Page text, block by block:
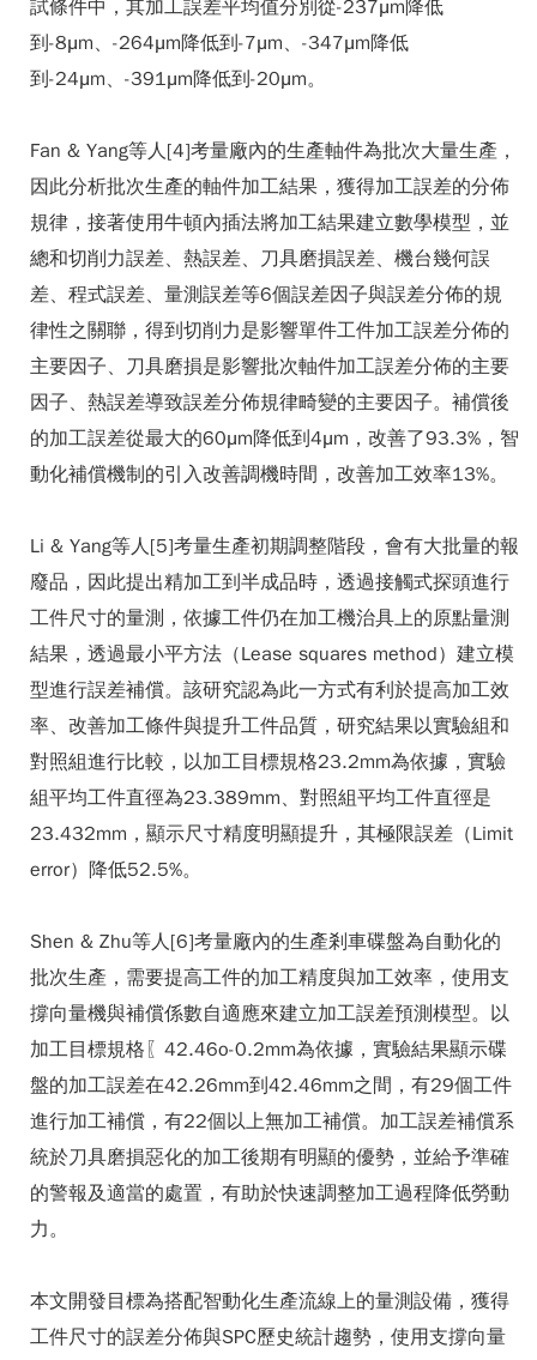
試條件中，其加工誤差平均值分別從-237μm降低
到-8μm、-264μm降低到-7μm、-347μm降低
到-24μm、-391μm降低到-20μm。
Fan & Yang等人[4]考量廠內的生產軸件為批次大量生產，
因此分析批次生產的軸件加工結果，獲得加工誤差的分佈
規律，接著使用牛頓內插法將加工結果建立數學模型，並
總和切削力誤差、熱誤差、刀具磨損誤差、機台幾何誤
差、程式誤差、量測誤差等6個誤差因子與誤差分佈的規
律性之關聯，得到切削力是影響單件工件加工誤差分佈的
主要因子、刀具磨損是影響批次軸件加工誤差分佈的主要
因子、熱誤差導致誤差分佈規律畸變的主要因子。補償後
的加工誤差從最大的60μm降低到4μm，改善了93.3%，智
動化補償機制的引入改善調機時間，改善加工效率13%。
Li & Yang等人[5]考量生產初期調整階段，會有大批量的報
廢品，因此提出精加工到半成品時，透過接觸式探頭進行
工件尺寸的量測，依據工件仍在加工機治具上的原點量測
結果，透過最小平方法（Lease squares method）建立模
型進行誤差補償。該研究認為此一方式有利於提高加工效
率、改善加工條件與提升工件品質，研究結果以實驗組和
對照組進行比較，以加工目標規格23.2mm為依據，實驗
組平均工件直徑為23.389mm、對照組平均工件直徑是
23.432mm，顯示尺寸精度明顯提升，其極限誤差（Limit
error）降低52.5%。
Shen & Zhu等人[6]考量廠內的生產剎車碟盤為自動化的
批次生產，需要提高工件的加工精度與加工效率，使用支
撐向量機與補償係數自適應來建立加工誤差預測模型。以
加工目標規格〖42.46o-0.2mm為依據，實驗結果顯示碟
盤的加工誤差在42.26mm到42.46mm之間，有29個工件
進行加工補償，有22個以上無加工補償。加工誤差補償系
統於刀具磨損惡化的加工後期有明顯的優勢，並給予準確
的警報及適當的處置，有助於快速調整加工過程降低勞動
力。
本文開發目標為搭配智動化生產流線上的量測設備，獲得
工件尺寸的誤差分佈與SPC歷史統計趨勢，使用支撐向量